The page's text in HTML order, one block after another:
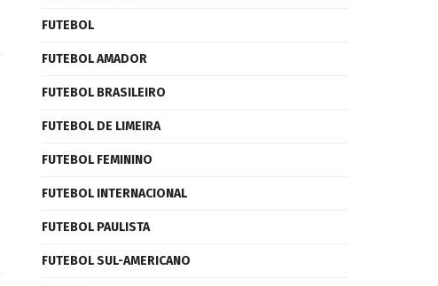
FUTEBOL
FUTEBOL AMADOR
FUTEBOL BRASILEIRO
FUTEBOL DE LIMEIRA
FUTEBOL FEMININO
FUTEBOL INTERNACIONAL
FUTEBOL PAULISTA
FUTEBOL SUL-AMERICANO